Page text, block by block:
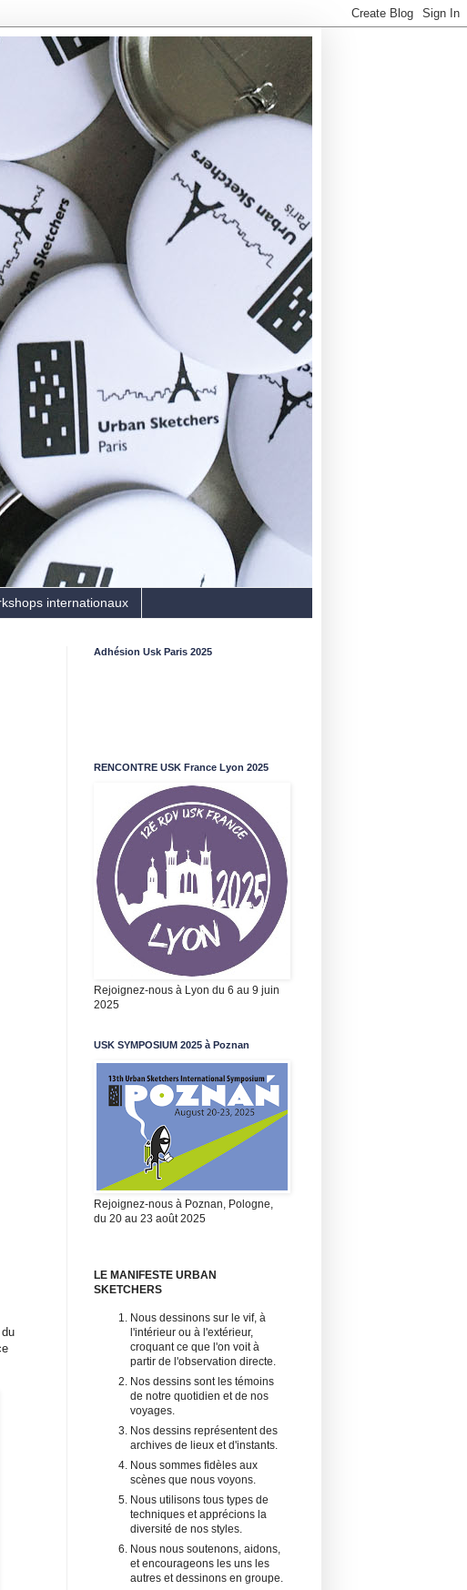
internationaux
Adhésion Usk Paris 2025
RENCONTRE USK France Lyon 2025
Rejoignez-nous à Lyon du 6 au 9 juin
2025
USK SYMPOSIUM 2025 à Poznan
Rejoignez-nous à Poznan, Pologne,
du 20 au 23 août 2025
LE MANIFESTE URBAN
SKETCHERS
Nous dessinons sur le vif, à
l'intérieur ou à l'extérieur,
croquant ce que l'on voit à
partir de l'observation directe.
Nos dessins sont les témoins
de notre quotidien et de nos
voyages.
Nos dessins représentent des
archives de lieux et d'instants.
Nous sommes fidèles aux
scènes que nous voyons.
Nous utilisons tous types de
techniques et apprécions la
diversité de nos styles.
Nous nous soutenons, aidons,
et encourageons les uns les
autres et dessinons en groupe.